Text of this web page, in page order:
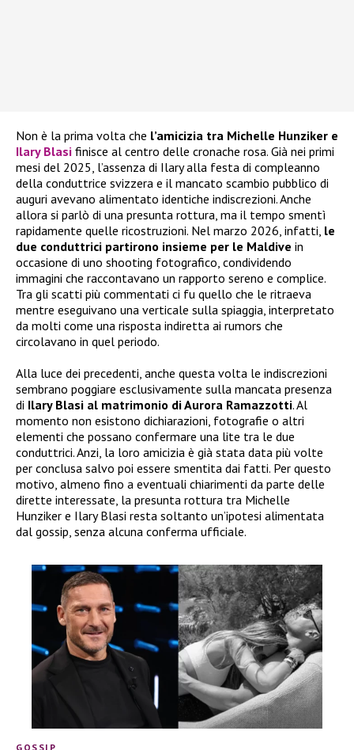
Non è la prima volta che l’amicizia tra Michelle Hunziker e
Ilary Blasi finisce al centro delle cronache rosa. Già nei primi
mesi del 2025, l’assenza di Ilary alla festa di compleanno
della conduttrice svizzera e il mancato scambio pubblico di
auguri avevano alimentato identiche indiscrezioni. Anche
allora si parlò di una presunta rottura, ma il tempo smentì
rapidamente quelle ricostruzioni. Nel marzo 2026, infatti, le
due conduttrici partirono insieme per le Maldive in
occasione di uno shooting fotografico, condividendo
immagini che raccontavano un rapporto sereno e complice.
Tra gli scatti più commentati ci fu quello che le ritraeva
mentre eseguivano una verticale sulla spiaggia, interpretato
da molti come una risposta indiretta ai rumors che
circolavano in quel periodo.
Alla luce dei precedenti, anche questa volta le indiscrezioni
sembrano poggiare esclusivamente sulla mancata presenza
di Ilary Blasi al matrimonio di Aurora Ramazzotti. Al
momento non esistono dichiarazioni, fotografie o altri
elementi che possano confermare una lite tra le due
conduttrici. Anzi, la loro amicizia è già stata data più volte
per conclusa salvo poi essere smentita dai fatti. Per questo
motivo, almeno fino a eventuali chiarimenti da parte delle
dirette interessate, la presunta rottura tra Michelle
Hunziker e Ilary Blasi resta soltanto un’ipotesi alimentata
dal gossip, senza alcuna conferma ufficiale.
GOSSIP